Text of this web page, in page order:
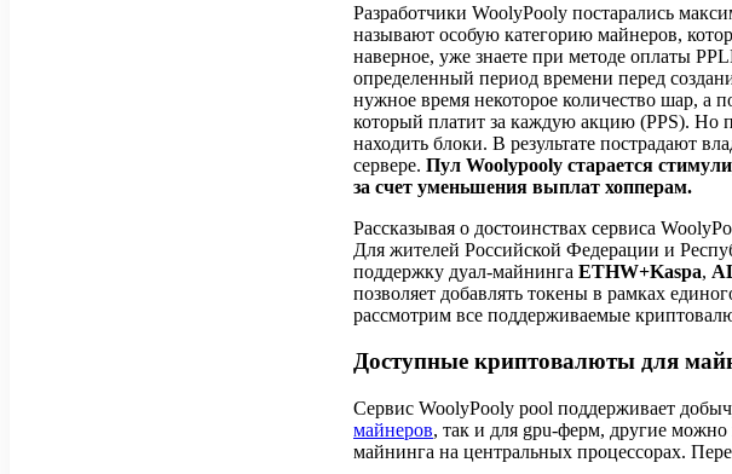
Разработчики WoolyPooly постарались
называют особую категорию майнеров,
наверное, уже знаете при методе оплаты
определенный период времени перед
нужное время некоторое количество шар, а
который платит за каждую акцию (PPS). Но
находить блоки. В результате пострадают
сервере. Пул Woolypooly старается
за счет уменьшения выплат хопперам.
Рассказывая о достоинствах сервиса
Для жителей Российской Федерации и
поддержку дуал-майнинга ETHW+Kaspa,
позволяет добавлять токены в рамках
рассмотрим все поддерживаемые
Доступные криптовалюты для
Сервис WoolyPooly pool поддерживает
майнеров, так и для gpu-ферм, другие
майнинга на центральных процессорах.